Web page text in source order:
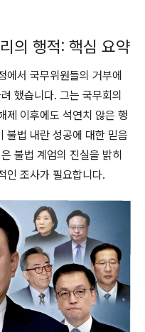
의 행적: 핵심 요약
에서 국무위원들의 거부에
했습니다. 그는 국무회의
제 이후에도 석연치 않은 행
불법 내란 성공에 대한 믿음
불법 계엄의 진실을 밝히
인 조사가 필요합니다.